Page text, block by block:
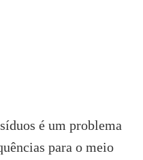
é um problema
para o meio